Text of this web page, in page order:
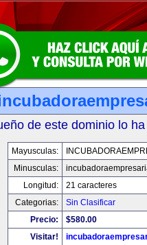
de este dominio lo
Mayusculas:
Minusculas:
Longitud:
21 caracteres
Categorias:
Sin Clasificar
Precio:
$580.00
Visitar!